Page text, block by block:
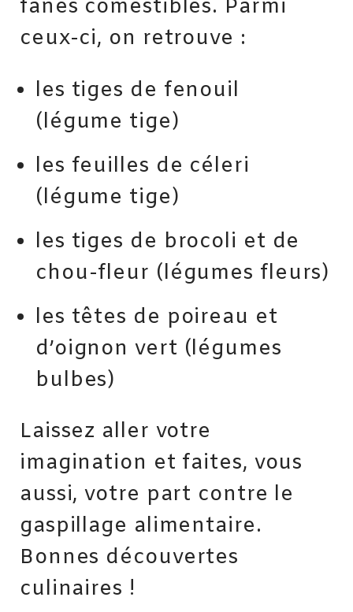
fanes comestibles. Parmi
ceux-ci, on retrouve :
les tiges de fenouil
(légume tige)
les feuilles de céleri
(légume tige)
les tiges de brocoli et de
chou-fleur (légumes fleurs)
les têtes de poireau et
d’oignon vert (légumes
bulbes)
Laissez aller votre
imagination et faites, vous
aussi, votre part contre le
gaspillage alimentaire.
Bonnes découvertes
culinaires !